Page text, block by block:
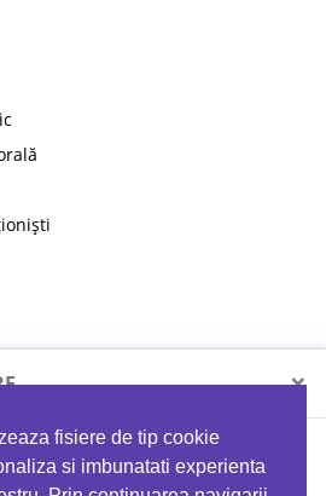
fisiere de tip cookie
si imbunatati experienta
×